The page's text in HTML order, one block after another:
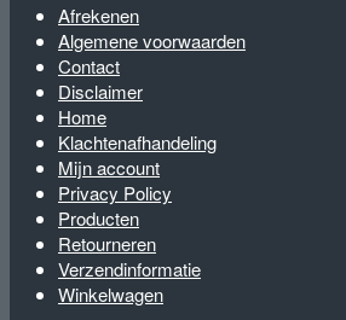
Afrekenen
Algemene voorwaarden
Contact
Disclaimer
Home
Klachtenafhandeling
Mijn account
Privacy Policy
Producten
Retourneren
Verzendinformatie
Winkelwagen